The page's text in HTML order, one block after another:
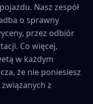
Nasz zespół
o sprawny
przez odbiór
Co więcej,
w każdym
że nie poniesiesz
z